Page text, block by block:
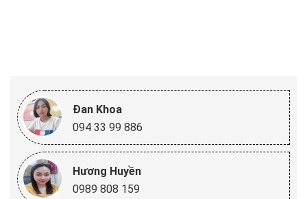
Đan Khoa
094 33 99 886
Hương Huyền
0989 808 159